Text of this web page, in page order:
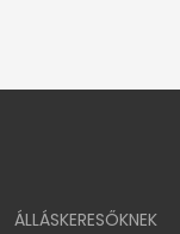
ÁLLÁSKERESŐKNEK